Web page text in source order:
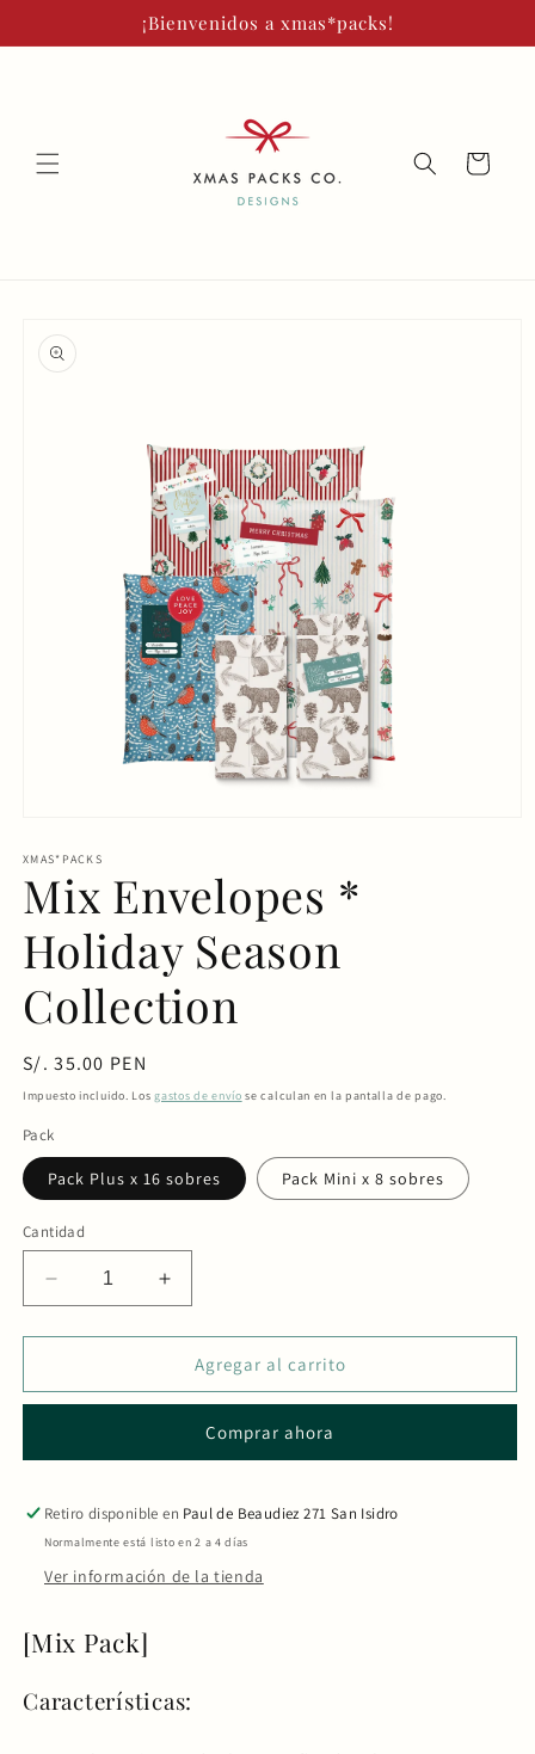
al contenido
¡Bienvenidos a xmas*packs!
Carrito
a la
información
multimedia
1
en
una
ventana
modal
XMAS*PACKS
Mix Envelopes *
Holiday Season
Collection
Precio
habitual
S/. 35.00 PEN
Impuesto incluido. Losgastos de envío se calculan en la pantalla de pago.
Pack
Pack Plus x 16 sobres Pack Mini x 8 sobres
Cantidad
Reducir
cantidad
para
Envelopes
Season
Aumentar
cantidad
para
Mix
Envelopes
Holiday
Season
Agregar al carrito
Comprar ahora
Retiro disponible en Paul de Beaudiez 271 San Isidro
Normalmente está listo en 2 a 4 días
Ver información de la tienda
[Mix Pack]
Características: